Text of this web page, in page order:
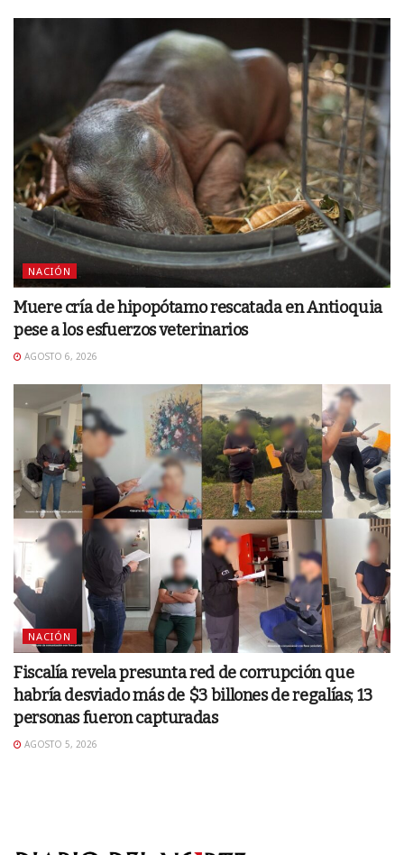
NACIÓN
Muere cría de hipopótamo rescatada en Antioquia
pese a los esfuerzos veterinarios
AGOSTO 6, 2026
NACIÓN
Fiscalía revela presunta red de corrupción que
habría desviado más de $3 billones de regalías; 13
personas fueron capturadas
AGOSTO 5, 2026